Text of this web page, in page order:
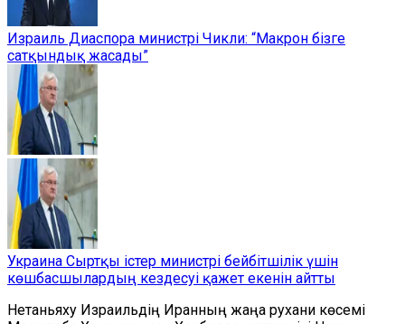
Израиль Диаспора министрі Чикли: “Макрон бізге
сатқындық жасады”
Украина Сыртқы істер министрі бейбітшілік үшін
көшбасшылардың кездесуі қажет екенін айтты
Нетаньяху Израильдің Иранның жаңа рухани көсемі